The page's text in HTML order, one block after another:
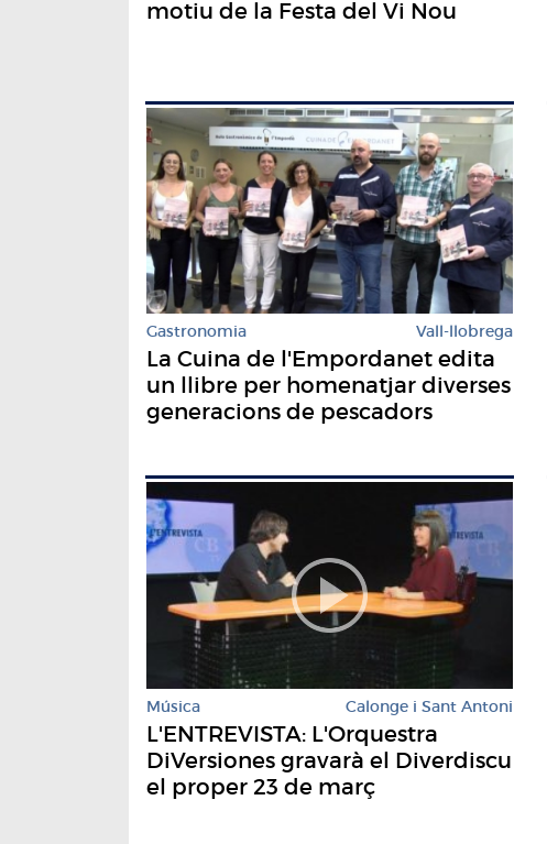
motiu de la Festa del Vi Nou
Gastronomia Vall-llobrega
La Cuina de l'Empordanet edita
un llibre per homenatjar diverses
generacions de pescadors
Música Calonge i Sant Antoni
L'ENTREVISTA: L'Orquestra
DiVersiones gravarà el Diverdiscu
el proper 23 de març